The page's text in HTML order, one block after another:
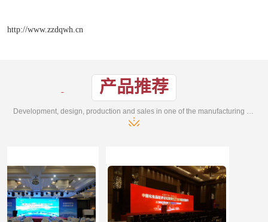
http://www.zzdqwh.cn
产品推荐